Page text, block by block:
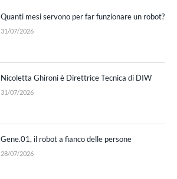
Quanti mesi servono per far funzionare un robot?
31/07/2026
Nicoletta Ghironi è Direttrice Tecnica di DIW
31/07/2026
Gene.01, il robot a fianco delle persone
28/07/2026